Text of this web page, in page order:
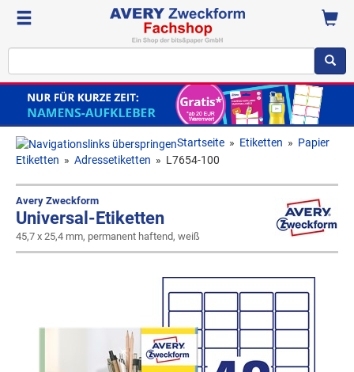
Startseite » Etiketten » Papier
Etiketten » Adressetiketten » L7654-100
Avery Zweckform
Universal-Etiketten
45,7 x 25,4 mm, permanent haftend, weiß